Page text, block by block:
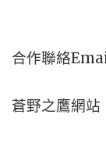
合作聯絡
蒼野之鷹網站